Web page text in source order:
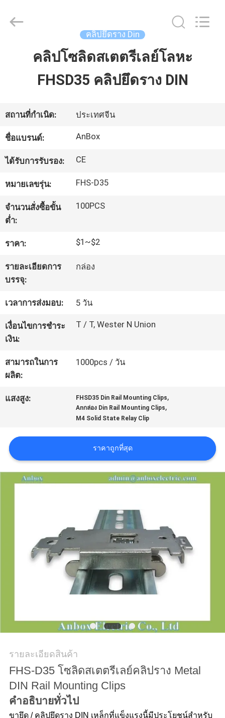
เกี่ยว
กับ
เรา
ทัวร์
โรงงาน
ควบคุม
คุณภาพ
ติดต่อ
เรา
ขอ
เสนอ
ราคา
SHOPPING ONLINE
แผนผัง
เว็บไซต์
POLICY
Electric
คลิปยึดราง Din
คลิปโซลิดสเตตรีเลย์โลหะ
FHSD35 คลิปยึดราง DIN
สถานที่กำเนิด: ประเทศจีน
ชื่อแบรนด์: AnBox
ได้รับการรับรอง: CE
หมายเลขรุ่น: FHS-D35
จำนวนสั่งซื้อขั้น
ต่ำ:
100PCS
ราคา: $1~$2
รายละเอียดการ
บรรจุ:
กล่อง
เวลาการส่งมอบ: 5 วัน
เงื่อนไขการชำระ
เงิน:
T / T, Wester N Union
สามารถในการ
ผลิต:
1000pcs / วัน
แสงสูง: FHSD35 Din Rail Mounting Clips,
Anกล่อง Din Rail Mounting Clips,
M4 Solid State Relay Clip
ราคาถูกที่สุด
รายละเอียดสินค้า
FHS-D35 โซลิดสเตตรีเลย์คลิปราง Metal
DIN Rail Mounting Clips
คำอธิบายทั่วไป
ขายึด / คลิปยึดราง DIN เหล็กที่แข็งแรงนี้มีประโยชน์สำหรับ